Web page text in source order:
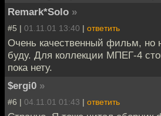
Remark*Solo »
#5 | 01.11.01 13:40 | ответить
Очень качественный фильм, но
буду. Для коллекции МПЕГ-4
пока нету.
$ergi0 »
#6 | 04.11.01 01:43 | ответить